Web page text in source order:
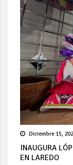
Diciembre 15,
INAUGURA
EN LAREDO